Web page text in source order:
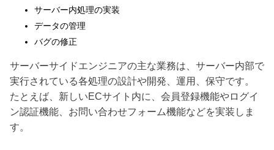
サーバー内処理の実装
データの管理
バグの修正
サーバーサイドエンジニアの主な業務は、サーバー内部で
実行されている各処理の設計や開発、運用、保守です。
たとえば、新しいECサイト内に、会員登録機能やログイ
ン認証機能、お問い合わせフォーム機能などを実装しま
す。